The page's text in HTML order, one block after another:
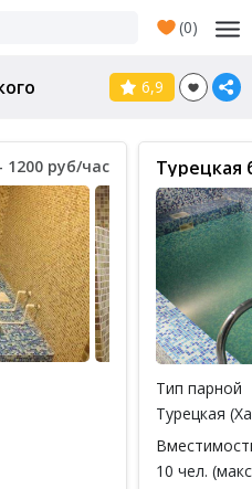
(0)
6,9
1200 руб/час Турецкая
Тип парной
Турецкая
10 чел.